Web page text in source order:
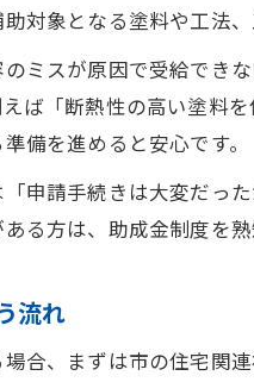
外壁塗装で悩
外壁塗装
古民家の
一軒家の
外壁塗装
外壁塗装
外壁塗装
対象となる塗料や工法
ミスが原因で受給でき
ば「断熱性の高い塗料
備を進めると安心です。
申請手続きは大変だっ
る方は、助成金制度を
流れ
合、まずは市の住宅関